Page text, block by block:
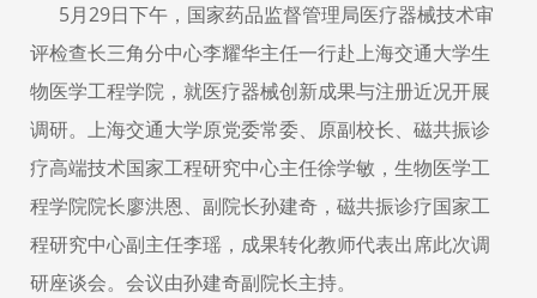
5月29日下午，国家药品监督管理局医疗器械技术审
评检查长三角分中心李耀华主任一行赴上海交通大学生
物医学工程学院，就医疗器械创新成果与注册近况开展
调研。 上海交通大学原党委常委、原副校长、磁共振诊
疗高端技术国家工程研究中心主任徐学敏，生物医学工
程学院院长廖洪恩、副院长孙建奇，磁共振诊疗国家工
程研究中心副主任李瑶，成果转化教师代表出席此次调
研座谈会。会议由孙建奇副院长主持。